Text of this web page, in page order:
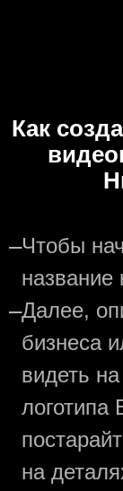
Как
—Чтобы
название
—Далее,
бизнеса
видеть
логотипа
на